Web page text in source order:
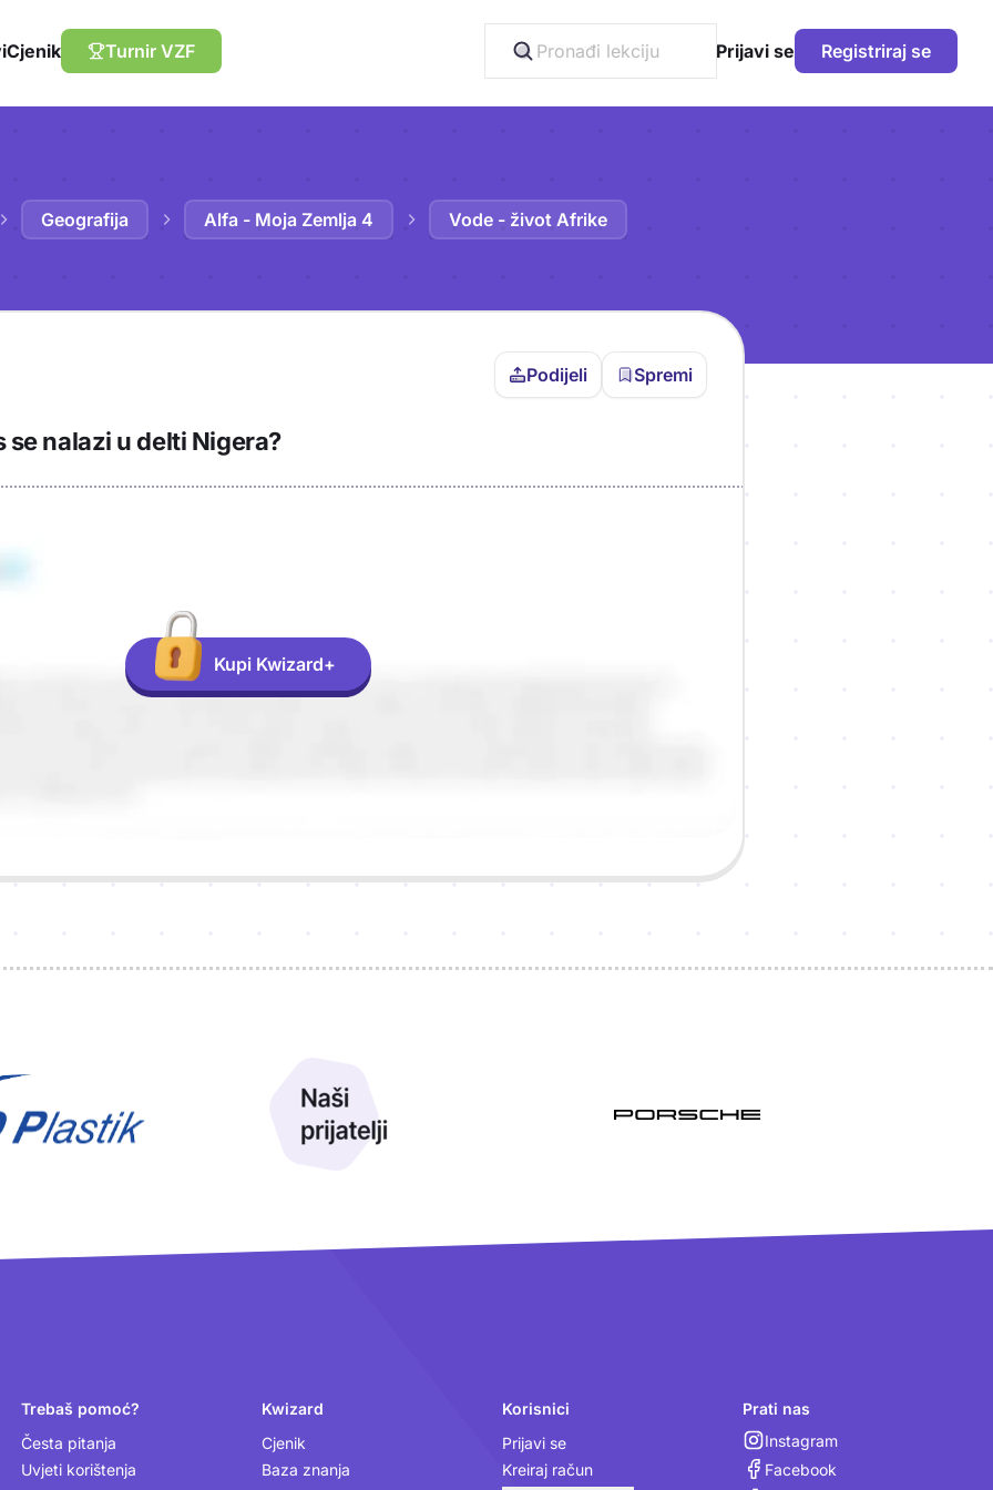
Cjenik Turnir VZF Prijavi se Registriraj se
Geografija Alfa - Moja Zemlja 4 Vode - život Afrike
Podijeli Spremi
nalazi u delti Nigera?
Kupi Kwizard+
Trebaš pomoć?
Česta pitanja
Uvjeti korištenja
Kwizard
Cjenik
Baza znanja
Korisnici
Prijavi se
Kreiraj račun
Prati nas
Instagram
Facebook